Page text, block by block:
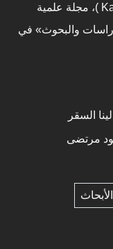
Kalām Studies & Religion's Philosophy )، مجلة علمية
والبحوث» في
السقر
مرتضى